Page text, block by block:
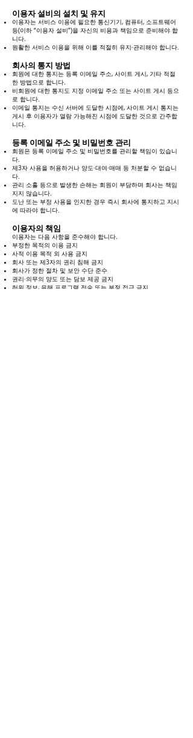
이용자 설비의 설치 및 유지
이용자는 서비스 이용에 필요한 통신기기, 컴퓨터, 소프트웨어
등(이하 “이용자 설비”)을 자신의 비용과 책임으로 준비해야 합
니다.
원활한 서비스 이용을 위해 이를 적절히 유지·관리해야 합니다.
회사의 통지 방법
회원에 대한 통지는 등록 이메일 주소, 사이트 게시, 기타 적절
한 방법으로 합니다.
비회원에 대한 통지도 지정 이메일 주소 또는 사이트 게시 등으
로 합니다.
이메일 통지는 수신 서버에 도달한 시점에, 사이트 게시 통지는
게시 후 이용자가 열람 가능해진 시점에 도달한 것으로 간주합
니다.
등록 이메일 주소 및 비밀번호 관리
회원은 등록 이메일 주소 및 비밀번호를 관리할 책임이 있습니
다.
제3자 사용을 허용하거나 양도·대여·매매 등 처분할 수 없습니
다.
관리 소홀 등으로 발생한 손해는 회원이 부담하며 회사는 책임
지지 않습니다.
도난 또는 부정 사용을 인지한 경우 즉시 회사에 통지하고 지시
에 따라야 합니다.
이용자의 책임
이용자는 다음 사항을 준수해야 합니다.
부정한 목적의 이용 금지
사적 이용 목적 외 사용 금지
회사 또는 제3자의 권리 침해 금지
회사가 정한 절차 및 보안 수단 준수
권리·의무의 양도 또는 담보 제공 금지
허위 정보, 유해 프로그램 전송 또는 부정 접근 금지